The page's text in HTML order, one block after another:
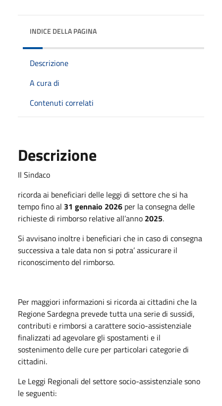
INDICE DELLA PAGINA
Descrizione
A cura di
Contenuti correlati
Descrizione
Il Sindaco
ricorda ai beneficiari delle leggi di settore che si ha
tempo fino al 31 gennaio 2026 per la consegna delle
richieste di rimborso relative all’anno 2025.
Si avvisano inoltre i beneficiari che in caso di consegna
successiva a tale data non si potra’ assicurare il
riconoscimento del rimborso.
Per maggiori informazioni si ricorda ai cittadini che la
Regione Sardegna prevede tutta una serie di sussidi,
contributi e rimborsi a carattere socio-assistenziale
finalizzati ad agevolare gli spostamenti e il
sostenimento delle cure per particolari categorie di
cittadini.
Le Leggi Regionali del settore socio-assistenziale sono
le seguenti: